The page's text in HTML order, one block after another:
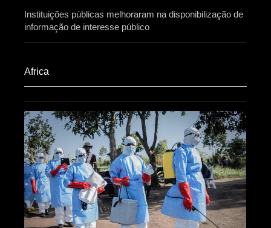
Instituições públicas melhoraram na disponibilização de
informação de interesse público
Africa​